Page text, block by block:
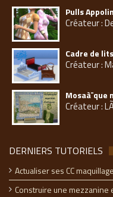
Pulls Appolin
Créateur :
Cadre de
Créateur :
Mosaà¯que
Créateur :
DERNIERS TUTORIELS
Actualiser ses CC
Construire une